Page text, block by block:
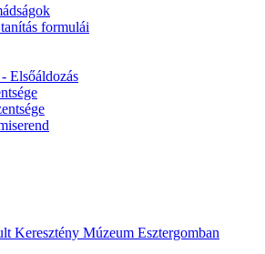
formulái
Elsőáldozás
Keresztény Múzeum Esztergomban